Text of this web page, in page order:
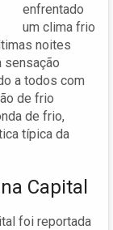
enfrentado
um clima frio
noites
sensação
a todos com
de frio
de frio,
típica da
Capital
foi reportada